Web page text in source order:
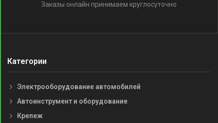
Заказы онлайн принимаем круглосуточно
Категории
Электрооборудование автомобилей
Автоинструмент и оборудование
Крепеж